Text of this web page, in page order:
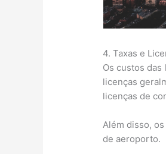
4. Taxas e
Os custos das
licenças
licenças de
Além disso,
de aeroporto.